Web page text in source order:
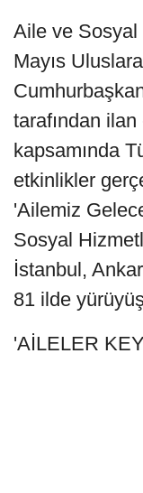
Aile ve Sosyal
Mayıs
tarafından ilan
kapsamında
etkinlikler
'Ailemiz
Sosyal
İstanbul,
81 ilde
'AİLELER